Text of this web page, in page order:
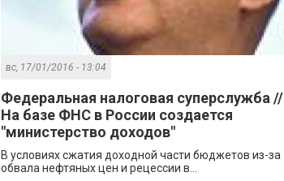
вс, 17/01/2016 - 13:04
Федеральная налоговая суперслужба //
На базе ФНС в России создается
"министерство доходов"
В условиях сжатия доходной части бюджетов из-за
обвала нефтяных цен и рецессии в...